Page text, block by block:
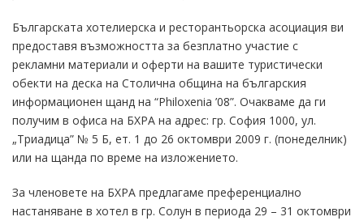
Българската хотелиерска и ресторантьорска асоциация ви
предоставя възможността за безплатно участие с
рекламни материали и оферти на вашите туристически
обекти на деска на Столична община на българския
информационен щанд на “Philoxenia ’08”. Очакваме да ги
получим в офиса на БХРА на адрес: гр. София 1000, ул.
„Триадица” № 5 Б, ет. 1 до 26 октомври 2009 г. (понеделник)
или на щанда по време на изложението.
За членовете на БХРА предлагаме преференциално
настаняване в хотел в гр. Солун в периода 29 – 31 октомври